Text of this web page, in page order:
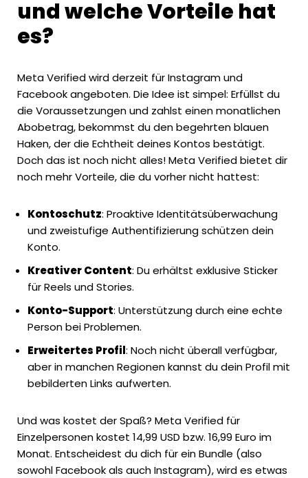
und welche Vorteile hat
es?
Meta Verified wird derzeit fürInstagramund
Facebook angeboten. Die Idee ist simpel: Erfüllst du
die Voraussetzungen und zahlst einen monatlichen
Abobetrag, bekommst du den begehrten blauen
Haken, der die Echtheit deines Kontos bestätigt.
Doch das ist noch nicht alles! Meta Verified bietet dir
noch mehr Vorteile, die du vorher nicht hattest:
Kontoschutz: Proaktive Identitätsüberwachung
und zweistufige Authentifizierung schützen dein
Konto.
KreativerContent: Du erhältst exklusive Sticker
fürReels und Stories.
Konto-Support: Unterstützung durch eine echte
Person bei Problemen.
Erweitertes Profil: Noch nicht überall verfügbar,
aber in manchen Regionen kannst du dein Profil mit
bebilderten Links aufwerten.
Und was kostet der Spaß? Meta Verified für
Einzelpersonen kostet 14,99 USD bzw. 16,99 Euro im
Monat. Entscheidest du dich für ein Bundle (also
sowohl Facebook als auch Instagram), wird es etwas